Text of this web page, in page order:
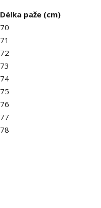
Délka paže (cm)
70
71
72
73
74
75
76
77
78